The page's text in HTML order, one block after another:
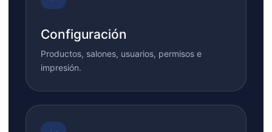
Configuración
Productos, salones, usuarios, permisos e
impresión.